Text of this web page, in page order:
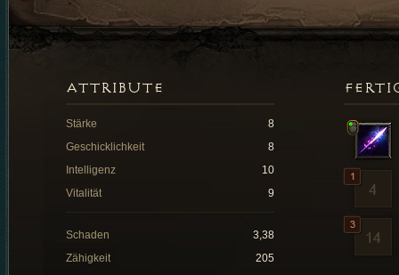
ATTRIBUTE
Stärke
8
Geschicklichkeit
8
Intelligenz
10
Vitalität
9
Schaden
3,38
Zähigkeit
205